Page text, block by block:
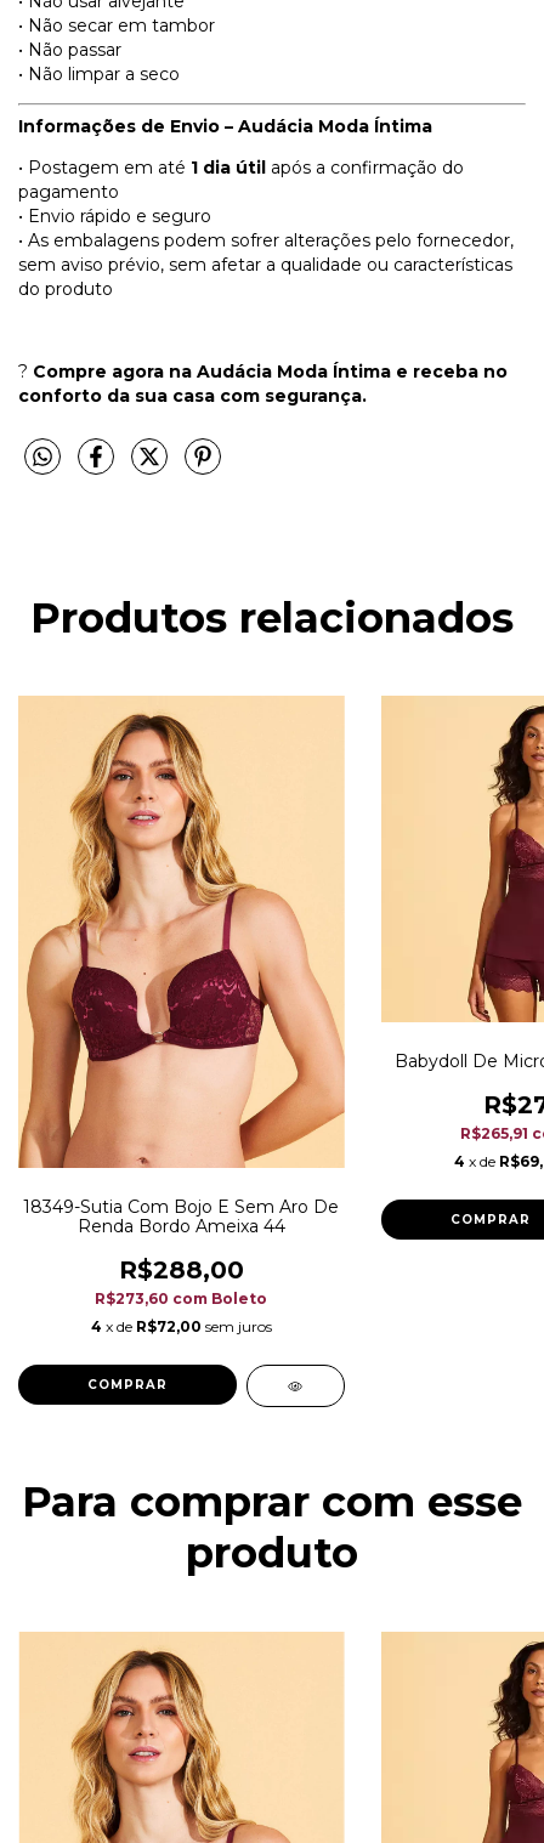
• Não secar em tambor
• Não passar
• Não limpar a seco
Informações de Envio – Audácia Moda Íntima
• Postagem em até 1 dia útil após a confirmação do
pagamento
• Envio rápido e seguro
• As embalagens podem sofrer alterações pelo fornecedor,
sem aviso prévio, sem afetar a qualidade ou características
do produto
? Compre agora na Audácia Moda Íntima e receba no
conforto da sua casa com segurança.
Produtos relacionados
18349-Sutia Com Bojo E Sem Aro De
Renda Bordo Ameixa 44
R$288,00
R$273,60 com Boleto
4 x de R$72,00 sem juros
Babydoll De
R$265,91
4 x de
COMPRAR
Para comprar com esse
produto